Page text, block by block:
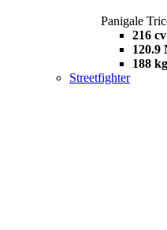
Panigale
216 cv
120.9
188 kg
Streetfighter